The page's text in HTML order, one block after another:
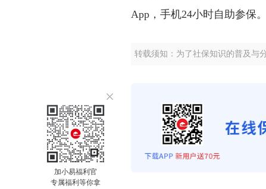
加小易福利官
专属福利等你拿
App，手机24小时自助参保。
转载须知：为了社保知识的普及与